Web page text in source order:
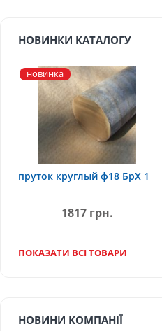
НОВИНКИ КАТАЛОГУ
новинка
пруток круглый ф18 БрХ 1
1817 грн.
ПОКАЗАТИ ВСІ ТОВАРИ
НОВИНИ КОМПАНІЇ